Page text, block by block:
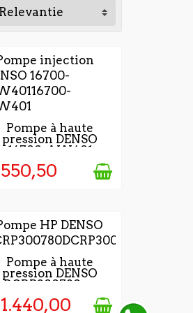
fonction des
Relevantie
2 À 4 JOURS APRÈS
LA VALIDATION DE
Pompe à haute
pression DENSO
16700-AW401
2 À 4 JOURS APRÈS
LA VALIDATION DE
Pompe à haute
pression DENSO
DCRP300780 -...